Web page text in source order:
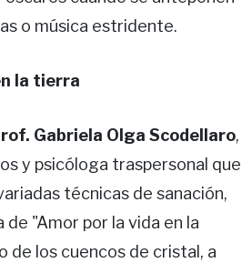
o música estridente.
la tierra
Gabriela Olga Scodellaro,
y psicóloga traspersonal que
técnicas de sanación,
de "Amor por la vida en la
de los cuencos de cristal, a